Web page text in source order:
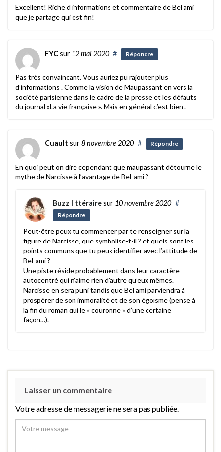
Excellent! Riche d informations et commentaire de Bel ami
que je partage qui est fin!
FYCsur 12 mai 2020 # Répondre
Pas très convaincant. Vous auriez pu rajouter plus
d’informations . Comme la vision de Maupassant en vers la
société parisienne dans le cadre de la presse et les défauts
du journal »La vie française ». Mais en général c’est bien .
Cuault sur8 novembre 2020 # Répondre
En quoi peut on dire cependant que maupassant détourne le
mythe de Narcisse à l’avantage de Bel-ami ?
Buzz littérairesur 10 novembre 2020 #
Répondre
Peut-être peux tu commencer par te renseigner sur la
figure de Narcisse, que symbolise-t-il ? et quels sont les
points communs que tu peux identifier avec l’attitude de
Bel-ami ?
Une piste réside probablement dans leur caractère
autocentré qui n’aime rien d’autre qu’eux mêmes.
Narcisse en sera puni tandis que Bel ami parviendra à
prospérer de son immoralité et de son égoïsme (pense à
la fin du roman qui le « couronne » d’une certaine
façon…).
Laisser un commentaire
Votre adresse de messagerie ne sera pas publiée.